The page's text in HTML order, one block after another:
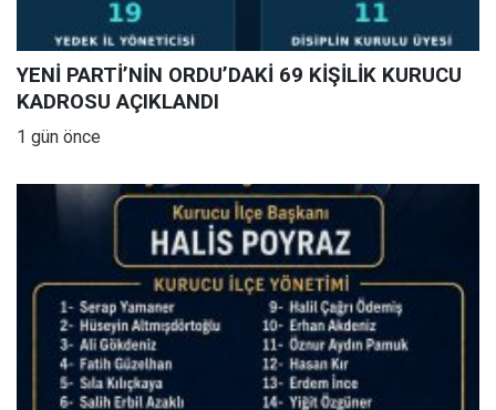
YENİ PARTİ’NİN ORDU’DAKİ 69 KİŞİLİK KURUCU
KADROSU AÇIKLANDI
1 gün önce